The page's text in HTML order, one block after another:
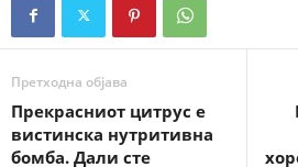
Претходна објава
Прекрасниот цитрус е
вистинска нутритивна
бомба. Дали сте